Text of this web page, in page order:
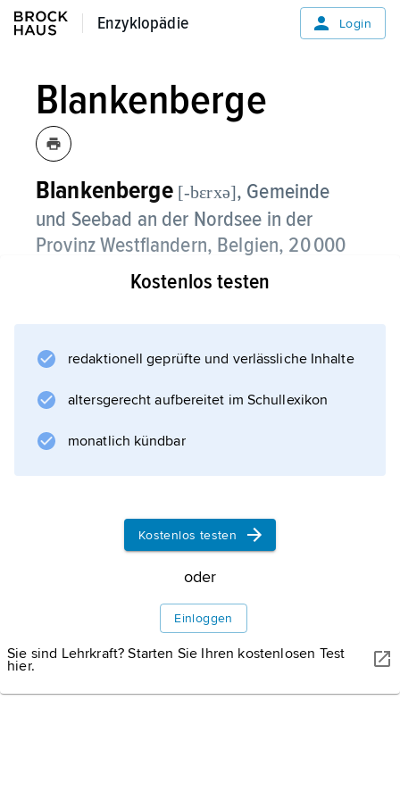
Enzyklopädie
Enzyklopädie Login
Blankenberge
Blankenberge [-bεrxə], Gemeinde
und Seebad an der Nordsee in der
Provinz Westflandern, Belgien, 20 000
Kostenlos testen
redaktionell geprüfte und verlässliche Inhalte
altersgerecht aufbereitet im Schullexikon
monatlich kündbar
Kostenlos testen
oder
Einloggen
Sie sind Lehrkraft? Starten Sie Ihren kostenlosen Test
hier.